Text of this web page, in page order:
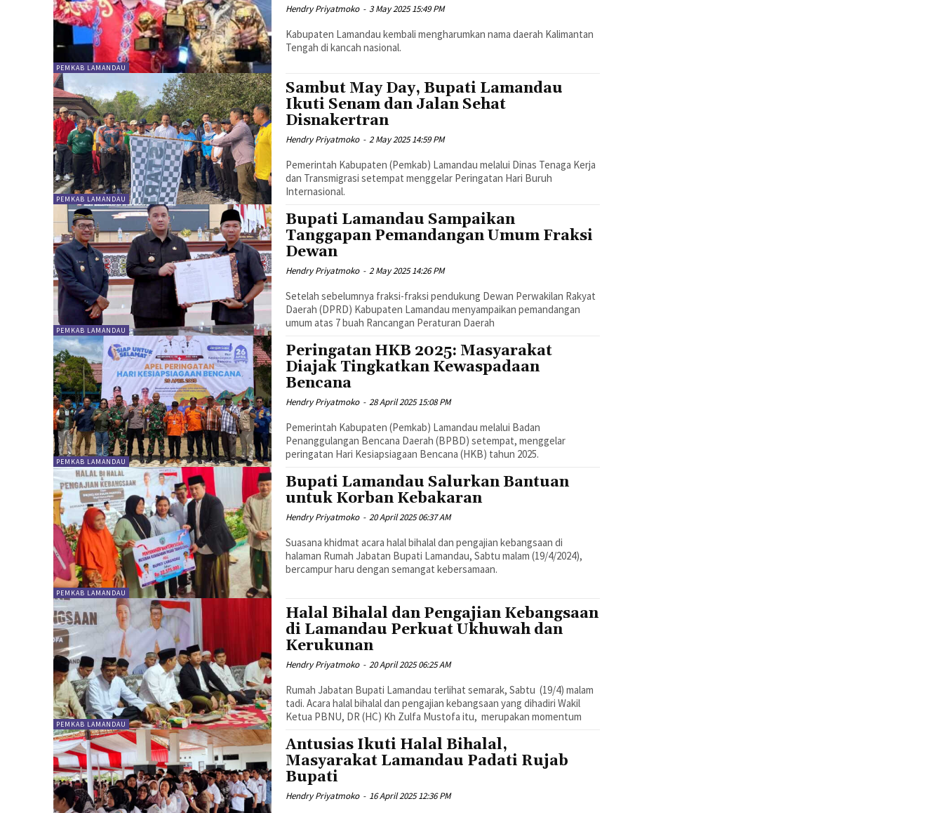
PEMKAB LAMANDAU
Hendry Priyatmoko - 3 May 2025 15:49 PM
Kabupaten Lamandau kembali mengharumkan nama daerah Kalimantan
Tengah di kancah nasional.
PEMKAB LAMANDAU
Sambut May Day, Bupati Lamandau
Ikuti Senam dan Jalan Sehat
Disnakertran
Hendry Priyatmoko - 2 May 2025 14:59 PM
Pemerintah Kabupaten (Pemkab) Lamandau melalui Dinas Tenaga Kerja
dan Transmigrasi setempat menggelar Peringatan Hari Buruh
Internasional.
PEMKAB LAMANDAU
Bupati Lamandau Sampaikan
Tanggapan Pemandangan Umum Fraksi
Dewan
Hendry Priyatmoko - 2 May 2025 14:26 PM
Setelah sebelumnya fraksi-fraksi pendukung Dewan Perwakilan Rakyat
Daerah (DPRD) Kabupaten Lamandau menyampaikan pemandangan
umum atas 7 buah Rancangan Peraturan Daerah
PEMKAB LAMANDAU
Peringatan HKB 2025: Masyarakat
Diajak Tingkatkan Kewaspadaan
Bencana
Hendry Priyatmoko - 28 April 2025 15:08 PM
Pemerintah Kabupaten (Pemkab) Lamandau melalui Badan
Penanggulangan Bencana Daerah (BPBD) setempat, menggelar
peringatan Hari Kesiapsiagaan Bencana (HKB) tahun 2025.
PEMKAB LAMANDAU
Bupati Lamandau Salurkan Bantuan
untuk Korban Kebakaran
Hendry Priyatmoko - 20 April 2025 06:37 AM
Suasana khidmat acara halal bihalal dan pengajian kebangsaan di
halaman Rumah Jabatan Bupati Lamandau, Sabtu malam (19/4/2024),
bercampur haru dengan semangat kebersamaan.
PEMKAB LAMANDAU
Halal Bihalal dan Pengajian Kebangsaan
di Lamandau Perkuat Ukhuwah dan
Kerukunan
Hendry Priyatmoko - 20 April 2025 06:25 AM
Rumah Jabatan Bupati Lamandau terlihat semarak, Sabtu (19/4) malam
tadi. Acara halal bihalal dan pengajian kebangsaan yang dihadiri Wakil
Ketua PBNU, DR (HC) Kh Zulfa Mustofa itu, merupakan momentum
Antusias Ikuti Halal Bihalal,
Masyarakat Lamandau Padati Rujab
Bupati
Hendry Priyatmoko - 16 April 2025 12:36 PM